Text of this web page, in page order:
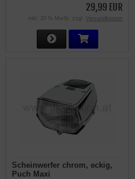
29,99 EUR
inkl. 20 % MwSt. zzgl. Versandkosten
Scheinwerfer chrom, eckig,
Puch Maxi